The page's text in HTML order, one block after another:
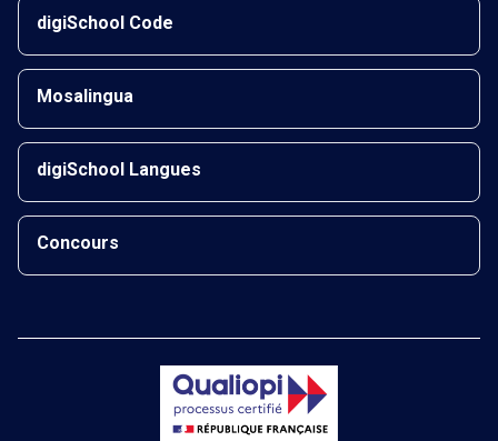
digiSchool Code
Mosalingua
digiSchool Langues
Concours